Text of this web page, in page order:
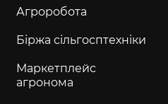
Агроробота
Біржа сільгосптехніки
Маркетплейс
агронома